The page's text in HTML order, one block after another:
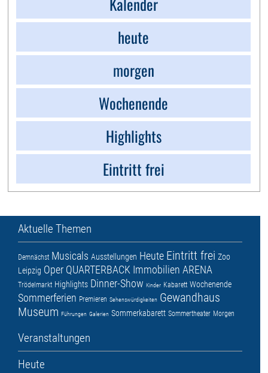
heute
morgen
Wochenende
Highlights
Eintritt frei
Aktuelle Themen
Demnächst Musicals Ausstellungen Heute Eintritt frei Zoo
Leipzig Oper QUARTERBACK Immobilien ARENA
Trödelmarkt Highlights Dinner-Show Kinder Kabarett Wochenende
Sommerferien Premieren Sehenswürdigkeiten Gewandhaus
Museum Führungen Galerien Sommerkabarett Sommertheater Morgen
Veranstaltungen
Heute